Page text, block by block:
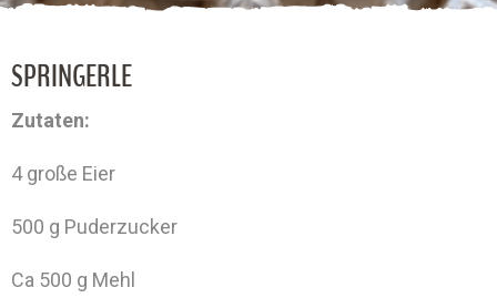
SPRINGERLE
Zutaten:
4 große Eier
500 g Puderzucker
Ca 500 g Mehl